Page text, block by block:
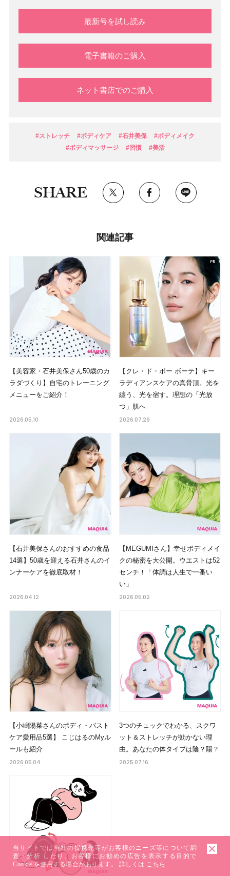
最新号を試し読み
電子書籍のご購入
ネット書店でのご購入
#ストレッチ #ボディケア #石井美保
#ボディメイク
#ボディマッサージ
#習慣 #美活
SHARE
関連記事
【美容家・石井美保さん50歳のカ
ラダづくり】自宅のトレーニング
メニューをご紹介！
2026.05.10
【クレ・ド・ポー ボーテ】キー
ラディアンスケアの真骨頂。光を
纏う、光を宿す。理想の「光放
つ」肌へ
2026.07.29
【石井美保さんのおすすめの食品
14選】50歳を迎える石井さんのイ
ンナーケアを徹底取材！
2026.04.12
【MEGUMIさん】幸せボディメイ
クの秘密を大公開。ウエストは52
センチ！「体調は人生で一番い
い」
2026.05.02
【小嶋陽菜さんのボディ・バスト
ケア愛用品5選】 こじはるのMyル
ールも紹介
2026.05.04
3つのチェックでわかる、スクワ
ット＆ストレッチが効かない理
由。あなたの体タイプは陰？陽？
2025.07.16
当サイトでは当社の提携先等がお客様のニーズ等について調
査・分析 したり、お客様にお勧めの広告を表示する目的で
Cookie を使用する場合があります。 詳しくは こちら